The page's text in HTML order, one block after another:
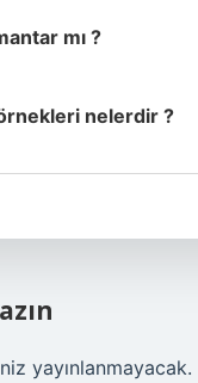
mı ?
nelerdir ?
yayınlanmayacak.